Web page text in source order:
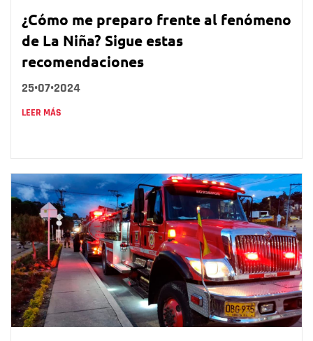
¿Cómo me preparo frente al fenómeno
de La Niña? Sigue estas
recomendaciones
25•07•2024
LEER MÁS